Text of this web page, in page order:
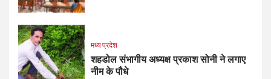
मध्य प्रदेश
शहडोल संभागीय अध्यक्ष प्रकाश सोनी ने लगाए
नीम के पौधे